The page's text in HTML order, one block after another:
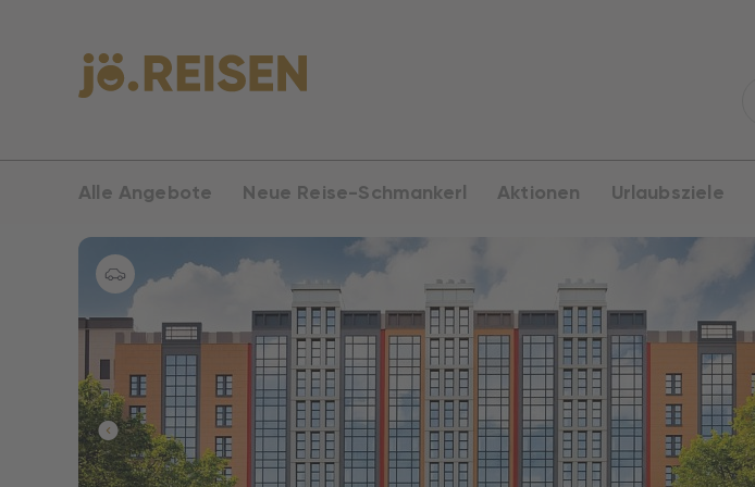
Alle Angebote Neue Reise-Schmankerl Aktionen Urlaubsziele